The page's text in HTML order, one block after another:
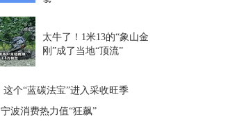
太牛了！1米13的“象山金
刚”成了当地“顶流”
这个“蓝碳法宝”进入采收旺季
宁波消费热力值“狂飙”